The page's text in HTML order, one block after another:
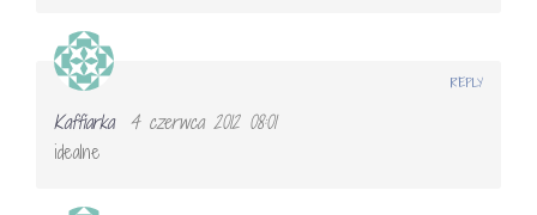
Kaffiarka
4 czerwca 2012 08:01
idealne
REPLY